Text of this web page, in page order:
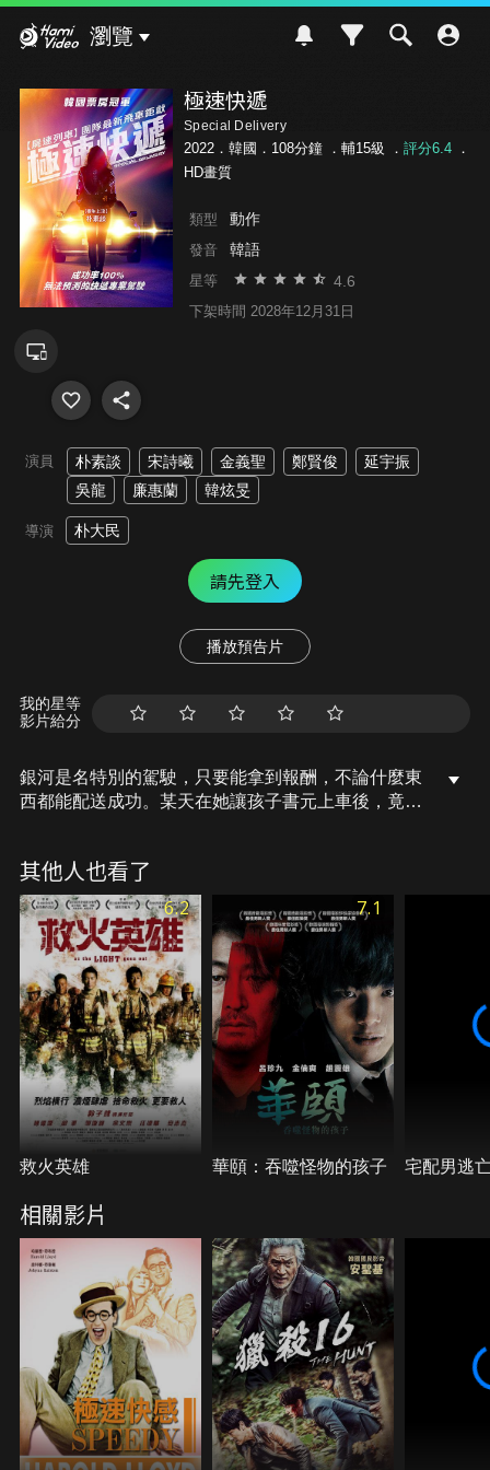
瀏覽
極速快遞
Special Delivery
2022．韓國．108分鐘 ． 輔15級 ． 評分6.4．
HD畫質
類型 動作
發音 韓語
星等 4.6
下架時間 2028年12月31日
演員 朴素談 宋詩曦 金義聖 鄭賢俊
延宇振
吳龍
廉惠蘭 韓炫旻
導演 朴大民
請先登入
播放預告片
我的星等
影片給分
銀河是名特別的駕駛，只要能拿到報酬，不論什麼東
西都能配送成功。某天在她讓孩子書元上車後，竟捲
其他人也看了
6.2
救火英雄
7.1
華頤：吞噬怪物的孩子 宅配男逃
相關影片